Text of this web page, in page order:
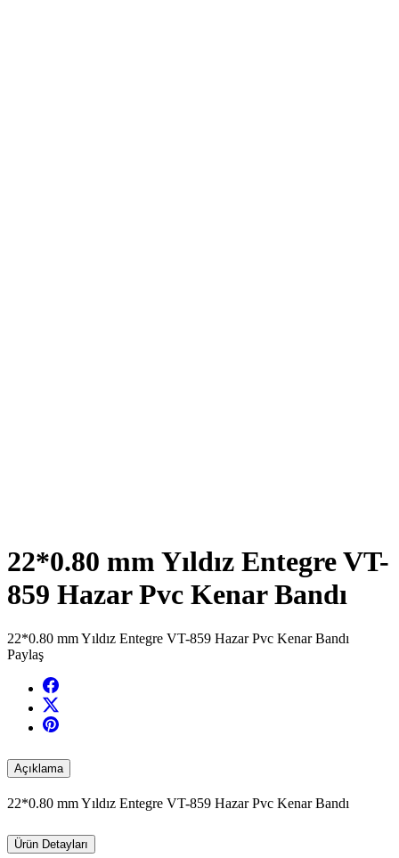
22*0.80 mm Yıldız Entegre VT-
859 Hazar Pvc Kenar Bandı
22*0.80 mm Yıldız Entegre VT-859 Hazar Pvc Kenar Bandı
Paylaş
Açıklama
22*0.80 mm Yıldız Entegre VT-859 Hazar Pvc Kenar Bandı
Ürün Detayları